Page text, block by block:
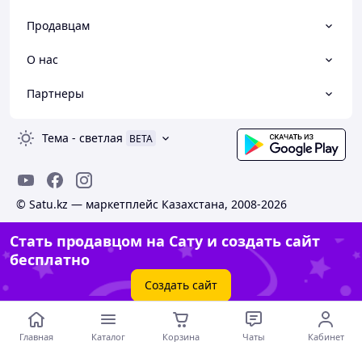
Продавцам
О нас
Партнеры
Тема - светлая BETA
© Satu.kz — маркетплейс Казахстана, 2008-2026
Стать продавцом на Сату и создать сайт
бесплатно
Создать сайт
Главная Каталог Корзина Чаты Кабинет